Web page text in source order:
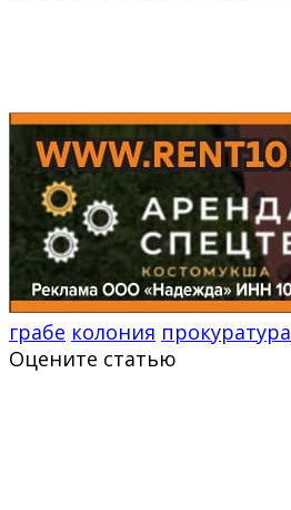
грабе колония прокуратура
Оцените статью